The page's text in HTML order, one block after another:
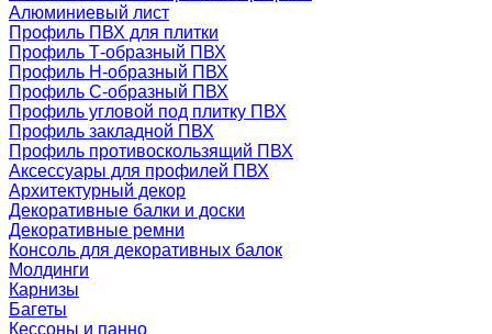
Алюминиевый лист
Профиль ПВХ для плитки
Профиль Т-образный ПВХ
Профиль H-образный ПВХ
Профиль C-образный ПВХ
Профиль угловой под плитку ПВХ
Профиль закладной ПВХ
Профиль противоскользящий ПВХ
Аксессуары для профилей ПВХ
Архитектурный декор
Декоративные балки и доски
Декоративные ремни
Консоль для декоративных балок
Молдинги
Карнизы
Багеты
Кессоны и панно